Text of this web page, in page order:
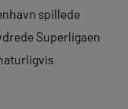
spillede
Superligaen